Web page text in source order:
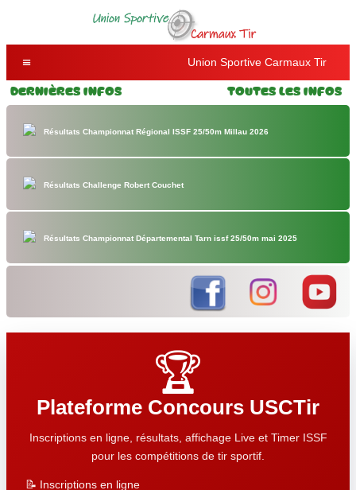
Union Sportive Carmaux Tir
Dernières Infos Toutes les Infos
Résultats Championnat Régional ISSF 25/50m Millau 2026
Résultats Challenge Robert Couchet
Résultats Championnat Départemental Tarn issf 25/50m mai 2025
🏆
Plateforme Concours USCTir
Inscriptions en ligne, résultats, affichage Live et Timer ISSF
pour les compétitions de tir sportif.
📝 Inscriptions en ligne